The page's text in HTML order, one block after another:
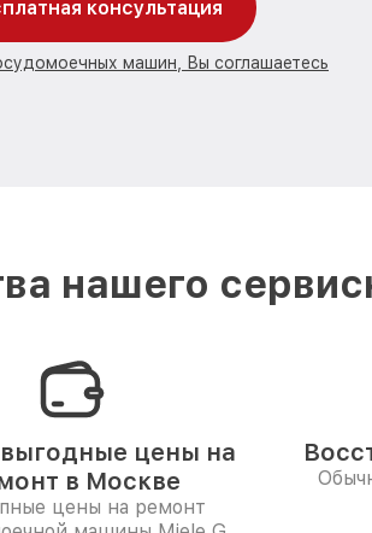
консультация
машин, Вы соглашаетесь
нашего
цены на
в Москве
цены на ремонт